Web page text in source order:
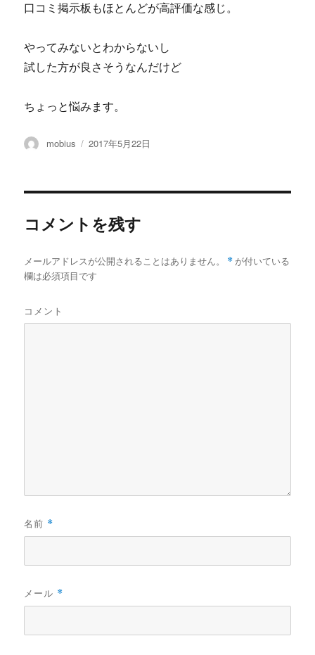
口コミ掲示板もほとんどが高評価な感じ。
やってみないとわからないし
試した方が良さそうなんだけど
ちょっと悩みます。
投
mobius
投
2017年5月22日
コメントを残す
メールアドレスが公開されることはありません。 * が付いている
欄は必須項目です
コメント
名前 *
メール *